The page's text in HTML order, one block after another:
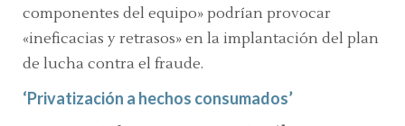
componentes del equipo» podrían provocar
«ineficacias y retrasos» en la implantación del plan
de lucha contra el fraude.
‘Privatización a hechos consumados’